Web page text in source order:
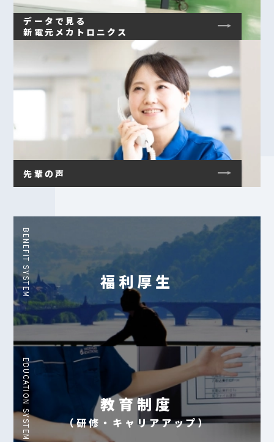
データで見る
新電元メカトロニクス
先輩の声
福利厚生
BENEFIT SYSTEM
教育制度
（研修・キャリアアップ）
EDUCATION SYSTEM